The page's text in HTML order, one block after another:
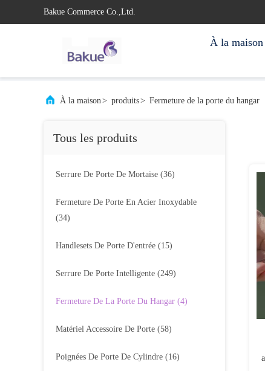
Bakue Commerce Co.,Ltd.
À la maison
À la maison> produits> Fermeture de la porte du hangar
Tous les produits
Serrure De Porte De Mortaise (36)
Fermeture De Porte En Acier Inoxydable
(34)
Handlesets De Porte D'entrée (15)
Serrure De Porte Intelligente (249)
Fermeture De La Porte Du Hangar (4)
Matériel Accessoire De Porte (58)
Poignées De Porte De Cylindre (16)